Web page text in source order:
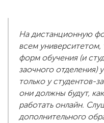
На дистанционную
всем университетом,
форм обучения (и
заочного отделения)
только у студентов-
они должны будут,
работать онлайн.
дополнительного